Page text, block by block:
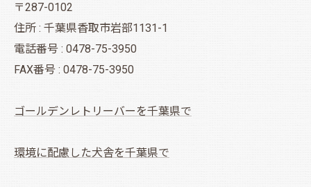
〒287-0102
住所 : 千葉県香取市岩部1131-1
電話番号 : 0478-75-3950
FAX番号 : 0478-75-3950
ゴールデンレトリーバーを千葉県で
環境に配慮した犬舎を千葉県で